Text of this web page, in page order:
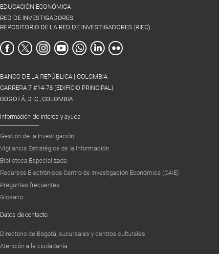
EDUCACIÓN ECONÓMICA
RED DE INVESTIGADORES
REPOSITORIO DE LA RED DE INVESTIGADORES (RIEC)
BANCO DE LA REPÚBLICA | COLOMBIA
CARRERA 7 #14-78 (EDIFICIO PRINCIPAL)
BOGOTÁ, D. C., COLOMBIA
Información de interés y ayuda
Gestión de la Investigación
Vigilancia Estratégica de la Información
Biblioteca Especializada
Recursos Electrónicos Centro de Investigación Económica (CAIE)
Preguntas frecuentes
Glosario
Datos de contacto
Directorio de Bogotá, sucursales y centros culturales
Atención a la ciudadanía